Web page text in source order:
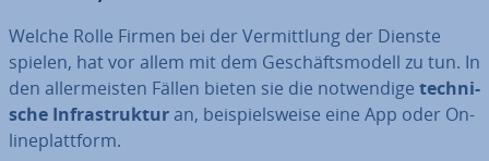
Welche Rolle Firmen bei der Ver­mitt­lung der Dienste
spielen, hat vor allem mit dem Ge­schäfts­mo­dell zu tun. In
den al­ler­meis­ten Fällen bieten sie die not­wen­di­ge tech­ni­
sche In­fra­struk­turan, bei­spiels­wei­se eine App oder On­
line­platt­form.